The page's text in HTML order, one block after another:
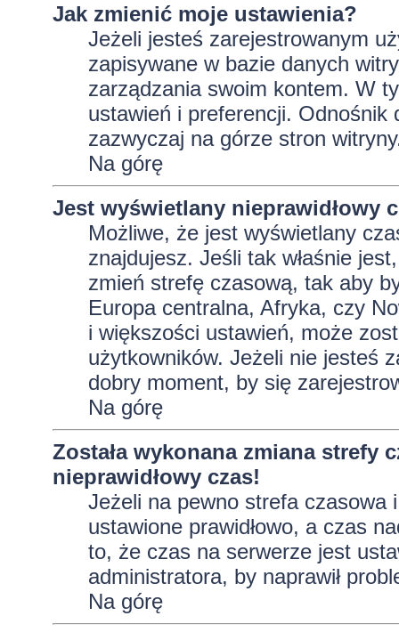
Jak zmienić moje ustawienia?
Jeżeli jesteś zarejestrowanym
zapisywane w bazie danych
zarządzania swoim kontem. W
ustawień i preferencji.
zazwyczaj na górze stron
Na górę
Jest wyświetlany nieprawidłowy
Możliwe, że jest wyświetlany
znajdujesz. Jeśli tak właśnie
zmień strefę czasową, tak aby
Europa centralna, Afryka, czy
i większości ustawień, może
użytkowników. Jeżeli nie jesteś
dobry moment, by się
Na górę
Została wykonana zmiana strefy
nieprawidłowy czas!
Jeżeli na pewno strefa czasowa
ustawione prawidłowo, a czas
to, że czas na serwerze jest
administratora, by naprawił
Na górę